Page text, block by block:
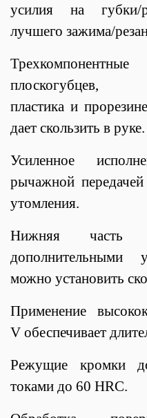
усилия на
лучшего зажима/
пластика и
дает скользить в руке.
Усиленное
рычажной
утомления.
Нижняя часть
можно установить
Применение
V обеспечивает
Режущие кромки
токами до 60 HRC.